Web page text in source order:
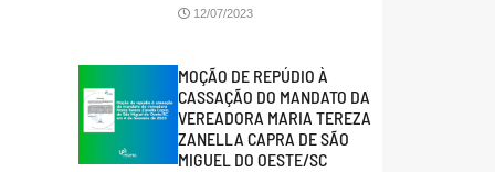
12/07/2023
MOÇÃO DE REPÚDIO À
CASSAÇÃO DO MANDATO DA
VEREADORA MARIA TEREZA
ZANELLA CAPRA DE SÃO
MIGUEL DO OESTE/SC